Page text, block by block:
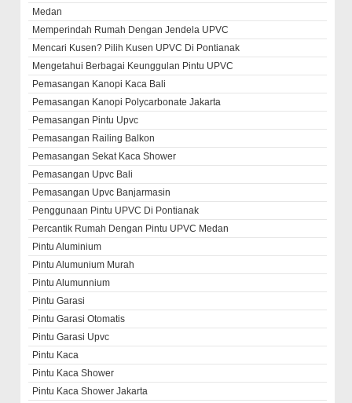
Medan
Memperindah Rumah Dengan Jendela UPVC
Mencari Kusen? Pilih Kusen UPVC Di Pontianak
Mengetahui Berbagai Keunggulan Pintu UPVC
Pemasangan Kanopi Kaca Bali
Pemasangan Kanopi Polycarbonate Jakarta
Pemasangan Pintu Upvc
Pemasangan Railing Balkon
Pemasangan Sekat Kaca Shower
Pemasangan Upvc Bali
Pemasangan Upvc Banjarmasin
Penggunaan Pintu UPVC Di Pontianak
Percantik Rumah Dengan Pintu UPVC Medan
Pintu Aluminium
Pintu Alumunium Murah
Pintu Alumunnium
Pintu Garasi
Pintu Garasi Otomatis
Pintu Garasi Upvc
Pintu Kaca
Pintu Kaca Shower
Pintu Kaca Shower Jakarta